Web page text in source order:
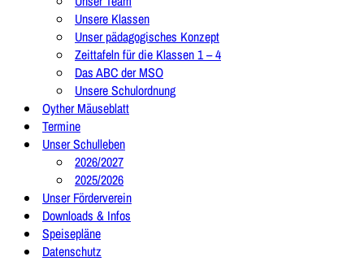
Unsere Klassen
Unser pädagogisches Konzept
Zeittafeln für die Klassen 1 – 4
Das ABC der MSO
Unsere Schulordnung
Oyther Mäuseblatt
Termine
Unser Schulleben
2026/2027
2025/2026
Unser Förderverein
Downloads & Infos
Speisepläne
Datenschutz